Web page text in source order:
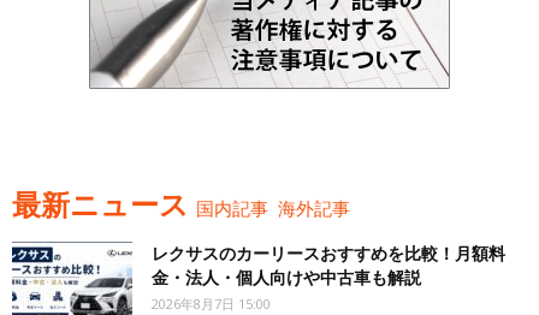
最新ニュース 国内記事 海外記事
レクサスのカーリースおすすめを比較！月額料
金・法人・個人向けや中古車も解説
2026年8月7日 15:00